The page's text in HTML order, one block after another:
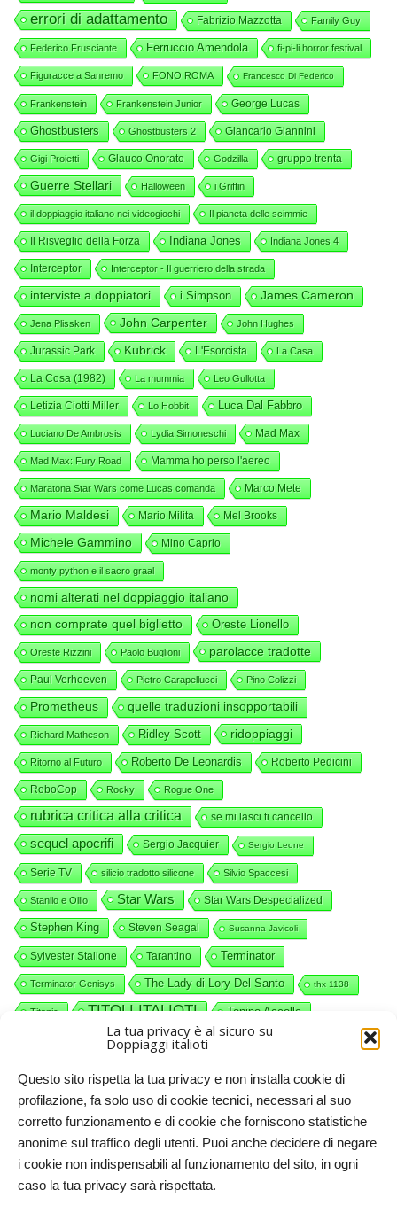
La tua privacy è al sicuro su
Doppiaggi italioti
Questo sito rispetta la tua privacy e non installa cookie di
profilazione, fa solo uso di cookie tecnici, necessari al suo
corretto funzionamento e di cookie che forniscono statistiche
anonime sul traffico degli utenti. Puoi anche decidere di negare
i cookie non indispensabili al funzionamento del sito, in ogni
caso la tua privacy sarà rispettata.
errori di adattamento Fabrizio Mazzotta Family Guy
Federico Frusciante Ferruccio Amendola fi-pi-li horror festival
Figuracce a Sanremo FONO ROMA Francesco Di Federico
Frankenstein Frankenstein Junior George Lucas
Ghostbusters Ghostbusters 2 Giancarlo Giannini
Gigi Proietti Glauco Onorato Godzilla gruppo trenta
Guerre Stellari Halloween i Griffin
il doppiaggio italiano nei videogiochi Il pianeta delle scimmie
Il Risveglio della Forza Indiana Jones Indiana Jones 4
Interceptor Interceptor - Il guerriero della strada
interviste a doppiatori i Simpson James Cameron
Jena Plissken John Carpenter John Hughes
Jurassic Park Kubrick L'Esorcista La Casa
La Cosa (1982) La mummia Leo Gullotta
Letizia Ciotti Miller Lo Hobbit Luca Dal Fabbro
Luciano De Ambrosis Lydia Simoneschi Mad Max
Mad Max: Fury Road Mamma ho perso l'aereo
Maratona Star Wars come Lucas comanda Marco Mete
Mario Maldesi Mario Milita Mel Brooks
Michele Gammino Mino Caprio
monty python e il sacro graal
nomi alterati nel doppiaggio italiano
non comprate quel biglietto Oreste Lionello
Oreste Rizzini Paolo Buglioni parolacce tradotte
Paul Verhoeven Pietro Carapellucci Pino Colizzi
Prometheus quelle traduzioni insopportabili
Richard Matheson Ridley Scott ridoppiaggi
Ritorno al Futuro Roberto De Leonardis Roberto Pedicini
RoboCop Rocky Rogue One
rubrica critica alla critica se mi lasci ti cancello
sequel apocrifi Sergio Jacquier Sergio Leone
Serie TV silicio tradotto silicone Silvio Spaccesi
Stanlio e Ollio Star Wars Star Wars Despecialized
Stephen King Steven Seagal Susanna Javicoli
Sylvester Stallone Tarantino Terminator
Terminator Genisys The Lady di Lory Del Santo thx 1138
Titanic TITOLI ITALIOTI Tonino Accolla
videocommenti Willy Wonka